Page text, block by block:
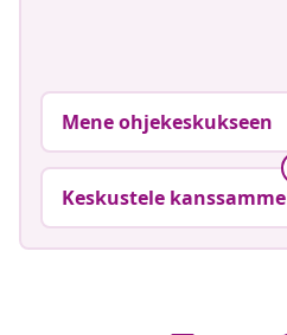
Mene ohjekeskukseen
Keskustele kanssamme